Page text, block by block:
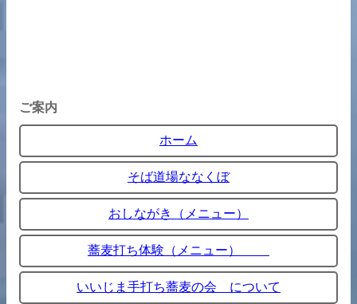
ご案内
ホーム
そば道場ななくぼ
おしながき（メニュー）
蕎麦打ち体験（メニュー）
いいじま手打ち蕎麦の会 について